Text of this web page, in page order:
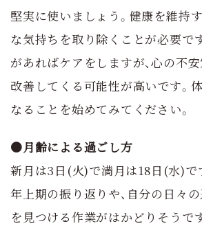
堅実に使いましょう。健康を維持
な気持ちを取り除くことが必要で
があればケアをしますが、心の不
改善してくる可能性が高いです。
なることを始めてみてください。
●月齢による過ごし方
新月は3日(火)で満月は18日(水)で
年上期の振り返りや、自分の日々
を見つける作業がはかどりそうで